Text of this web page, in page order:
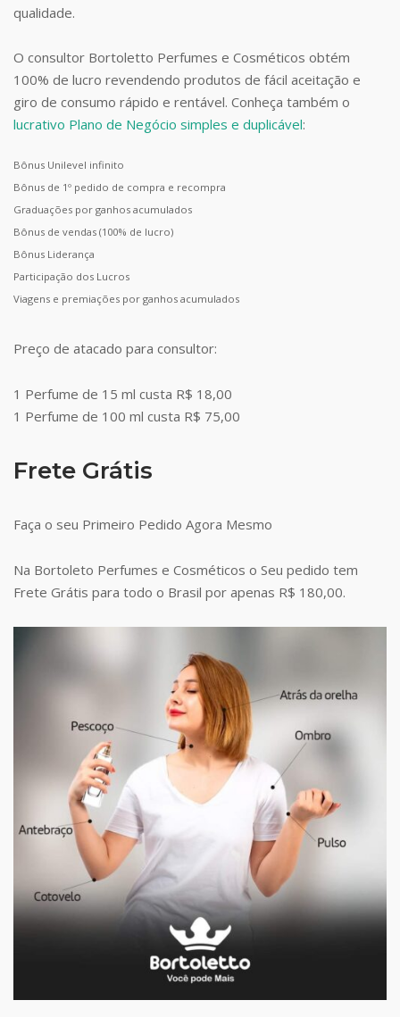
qualidade.
O consultor Bortoletto Perfumes e Cosméticos obtém
100% de lucro revendendo produtos de fácil aceitação e
giro de consumo rápido e rentável. Conheça também o
lucrativo Plano de Negócio simples e duplicável:
Bônus Unilevel infinito
Bônus de 1º pedido de compra e recompra
Graduações por ganhos acumulados
Bônus de vendas (100% de lucro)
Bônus Liderança
Participação dos Lucros
Viagens e premiações por ganhos acumulados
Preço de atacado para consultor:
1 Perfume de 15 ml custa R$ 18,00
1 Perfume de 100 ml custa R$ 75,00
Frete Grátis
Faça o seu Primeiro Pedido Agora Mesmo
Na Bortoleto Perfumes e Cosméticos o Seu pedido tem
Frete Grátis para todo o Brasil por apenas R$ 180,00.